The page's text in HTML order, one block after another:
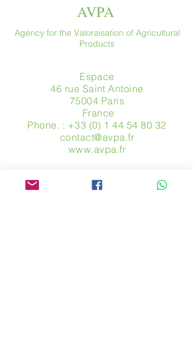
AVPA
Agency for the Valoraisation of Agricultural
Products
Espace
46 rue Saint Antoine
75004 Paris
​ France
Phone. : +33 (0) 1 44 54 80 32
contact@avpa.fr
www.avpa.fr